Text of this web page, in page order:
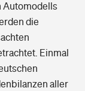
Automodells
die
Einmal
aller